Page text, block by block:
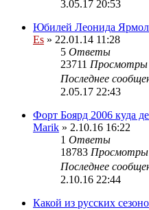
3.05.17 20:53
Юбилей Леонида
Es » 22.01.14 11:28
5 Ответы
23711 Просмотры
Последнее
2.05.17 22:43
Форт Боярд 2006 куда
Marik » 2.10.16 16:22
1 Ответы
18783 Просмотры
Последнее
2.10.16 22:44
Какой из русских